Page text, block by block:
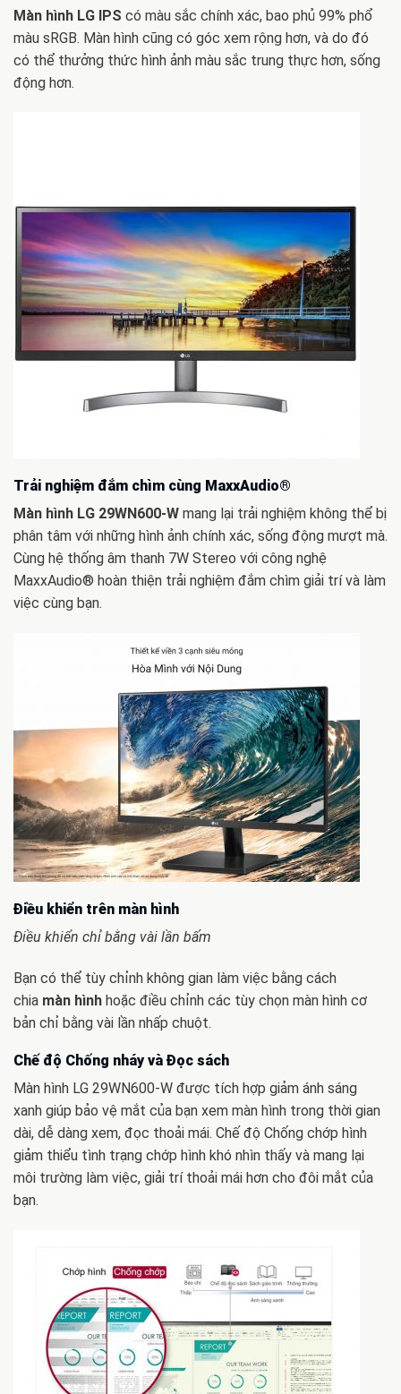
Màn hình LG IPS có màu sắc chính xác, bao phủ 99% phổ
màu sRGB. Màn hình cũng có góc xem rộng hơn, và do đó
có thể thưởng thức hình ảnh màu sắc trung thực hơn, sống
động hơn.
Trải nghiệm đắm chìm cùng MaxxAudio®
Màn hình LG 29WN600-W mang lại trải nghiệm không thể bị
phân tâm với những hình ảnh chính xác, sống động mượt mà.
Cùng hệ thống âm thanh 7W Stereo với công nghệ
MaxxAudio® hoàn thiện trải nghiệm đắm chìm giải trí và làm
việc cùng bạn.
Điều khiển trên màn hình
Điều khiển chỉ bằng vài lần bấm
Bạn có thể tùy chỉnh không gian làm việc bằng cách
chia màn hình hoặc điều chỉnh các tùy chọn màn hình cơ
bản chỉ bằng vài lần nhấp chuột.
Chế độ Chống nháy và Đọc sách
Màn hình LG 29WN600-W được tích hợp giảm ánh sáng
xanh giúp bảo vệ mắt của bạn xem màn hình trong thời gian
dài, dễ dàng xem, đọc thoải mái. Chế độ Chống chớp hình
giảm thiểu tình trạng chớp hình khó nhìn thấy và mang lại
môi trường làm việc, giải trí thoải mái hơn cho đôi mắt của
bạn.